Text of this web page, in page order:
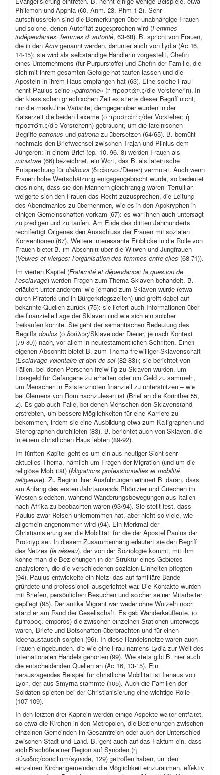
Philemon und Apphia (60, Anm. 23, Phm 1-2). Sehr
aufschlussreich sind die Bemerkungen über unabhängige Frauen
und solche, denen Autorität zugesprochen wird (Femmes
indépendantes, femmes d‘ autorité, 63-68). B. spricht von Frauen,
die in denActa genannt werden, darunter auch von Lydia (Ac 16,
14-15); sie wird als selbständige Händlerin vorgestellt, Chefin
eines Unternehmens (für Purpurstoffe) und Chefin der Familie, die
sich mit ihrem gesamten Gefolge hat taufen lassen und die
Aposteln in ihrem Haus empfangen hat (63). Eine solche Frau
nennt Paulus seine «patronne» (ἡ προστάτις/die Vorsteherin). In
der klassischen griechischen Zeit existierte dieser Begriff nicht,
nur die maskuline Variante; demgegenüber wurden in der
Kaiserzeit die beiden Lexeme (ὁ προστάτης/der Vorsteher; ἡ
προστάτις/die Vorsteherin) gebraucht, um die lateinischen
Begriffe patronus und patrona zu übersetzen (64/65). B. bemüht
nochmals den Briefwechsel zwischen Trajan und Plinius dem
Jüngeren; in einem Brief (ep. 10, 96, 8) werden Frauen als
ministrae (66) bezeichnet, ein Wort, das B. als lateinische
Entsprechung fürdiákonoi (διάκονοι/Diener) vermutet. Auch wenn
Frauen hohe Wertschätzung entgegengebracht wurde, so bedeutet
dies nicht, dass sie den Männern gleichrangig waren. Tertullian
weigerte sich den Frauen das Recht zuzusprechen, die Leitung
des Abendmahles zu übernehmen, wie es in den Apokryphen in
einigen Gemeinschaften vorkam (67); es war ihnen auch untersagt
zu predigen und zu taufen. Am Ende des dritten Jahrhunderts
rechtfertigt Origenes den Ausschluss der Frauen mit sozialen
Konventionen (67). Weitere interessante Einblicke in die Rolle von
Frauen bietet B. im Abschnitt über die Witwen und Jungfrauen
(Veuves et vierges: l’organisation des femmes entre elles (68-71)).
Im vierten Kapitel (Fraternité et dépendance: la question de
l’esclavage) werden Fragen zum Thema Sklaven behandelt. B.
erläutert unter anderem, wie jemand zum Sklaven wurde (etwa
durch Piraterie und in Bürgerkriegszeiten) und greift dabei auf
bekannte Quellen zurück (75); sie liefert auch Informationen über
die finanzielle Lage der Sklaven und wie sich ein solcher
freikaufen konnte. Sie geht der semantischen Bedeutung des
Begriffs doulos (ὁ δούλος/Sklave oder Diener, je nach Kontext
(79-80)) nach, vor allem in neutestamentlichen Schriften. Einen
eigenen Abschnitt bietet B. zum Thema freiwilliger Sklavenschaft
(Esclavage volontaire et don de soi(82-83)); sie berichtet von
Fällen, bei denen Personen freiwillig zu Sklaven wurden, um
Lösegeld für Gefangene zu erhalten oder um Geld zu sammeln,
um Menschen in Existenznöten finanziell zu unterstützen – wie
bei Clemens von Rom nachzulesen ist (Brief an die Korinther 55,
2). Es gab auch Fälle, bei denen Menschen den Sklavenstand
erstrebten, um bessere Möglichkeiten für eine Karriere zu
bekommen, indem sie eine Ausbildung etwa zum Kalligraphen und
Stenographen durchliefen (83). B. berichtet auch von Sklaven, die
in einem christlichen Haus lebten (89-92).
Im fünften Kapitel geht es um ein aus heutiger Sicht sehr
aktuelles Thema, nämlich um Fragen der Migration (und um die
religiöse Mobilität) (Migrations professionnelles et mobilité
religieuse). Zu Beginn ihrer Ausführungen erinnert B. daran, dass
am Anfang des ersten Jahrtausends Phönizier und Griechen im
Westen siedelten, während Wanderungsbewegungen aus Italien
nach Afrika zu beobachten waren (93/94). Sie stellt fest, dass
Paulus zwar Reisen unternommen hat, aber nicht so viele, wie
allgemein angenommen wird (94). Ein Merkmal der
Christianisierung sei die Mobilität, für die der Apostel Paulus der
Prototyp sei. In diesem Zusammenhang erläutert sie den Begriff
des Netzes (le réseau), der von der Soziologie kommt; mit ihm
könne man die Beziehungen in der Struktur eines Gebietes
analysieren, die die verschiedenen sozialen Einheiten pflegten
(94). Paulus entwickelte ein Netz, das auf familiäre Bande
gründete und professionell ausgerichtet war. Die Kontakte wurden
mit Briefen, persönlichen Besuchen und solcher seiner Mitarbeiter
gepflegt (95). Der antike Migrant war weder ohne Wurzeln noch
stand er am Rand der Gesellschaft. Es gab Wanderkaufleute, (ὁ
ἔμπορος, emporos) die zwischen einzelnen Stationen unterwegs
waren, Briefe und Botschaften überbrachten und für einen
Ideenaustausch sorgten (96). In diese Handelsnetze waren auch
Frauen eingebunden, die wie eine Frau namens Lydia zur Welt des
internationalen Handels gehörten (99). Wie stets gibt B. hier auch
die entscheidenden Quellen an (Ac 16, 13-15). Ein
herausragendes Beispiel für christliche Mobilität ist Irenäus von
Lyon, der aus Smyrna stammte (105). Auch die Familien der
Soldaten spielten bei der Christianisierung eine wichtige Rolle
(107-109).
In den letzten drei Kapiteln werden einige Aspekte weiter entfaltet,
so etwa die Kirchen in den Metropolen, die Beziehungen zwischen
einzelnen Gemeinden im Gesamtreich oder auch der Unterschied
zwischen Stadt und Land. B. geht auch auf das Faktum ein, dass
sich Bischöfe einer Region auf Synoden (ἡ
σύνοδος/concilium/synode, 129) getroffen haben, um den
einzelnen Kirchengemeinden die Möglichkeit einzuräumen, effektiv